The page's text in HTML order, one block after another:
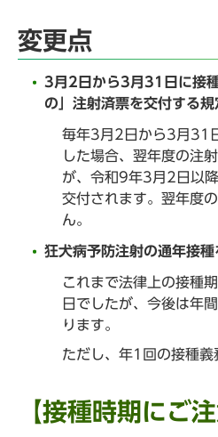
変更点
3月2日から3月31日に接
の」注射済票を交付する規
毎年3月2日から3月31
した場合、翌年度の注
が、令和9年3月2日以
交付されます。翌年度
ん。
狂犬病予防注射の通年接種
これまで法律上の接種
日でしたが、今後は年
ります。
ただし、年1回の接種義
【接種時期にご